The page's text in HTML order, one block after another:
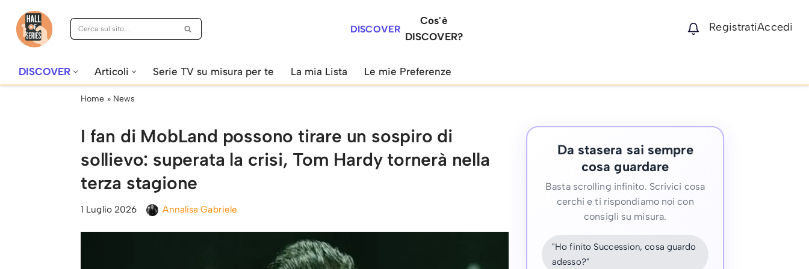
Vai
DISCOVER
Cos'è
DISCOVER?
RegistratiAccedi
DISCOVER Articoli Serie TV su misura per te La mia Lista Le mie Preferenze
Home » News
I fan di MobLand possono tirare un sospiro di
sollievo: superata la crisi, Tom Hardy tornerà nella
terza stagione
1 Luglio 2026 Annalisa Gabriele
Da stasera sai sempre
cosa guardare
Basta scrolling infinito. Scrivici cosa
cerchi e ti rispondiamo noi con
consigli su misura.
"Ho finito Succession, cosa guardo
adesso?"